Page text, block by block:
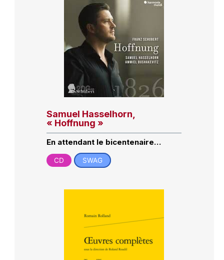
Samuel Hasselhorn,
« Hoffnung »
En attendant le bicentenaire…
CD SWAG